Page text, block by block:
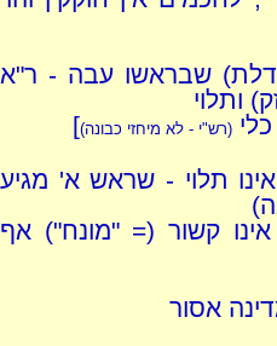
דלת) שבראשו עבה - ר"א
ותלוי
כלי(רש"י - לא מיחזי כבונה)]
תלוי - שראש א' מגיע
קשור (= "מונח") אף
אסור